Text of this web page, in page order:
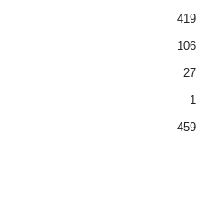
419
106
27
1
459